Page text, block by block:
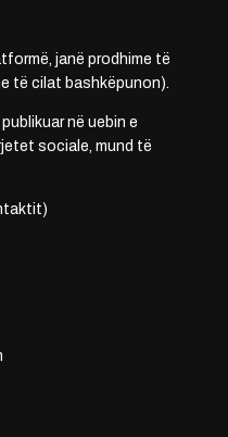
janë prodhime të
të cilat bashkëpunon).
në uebin e
sociale, mund të